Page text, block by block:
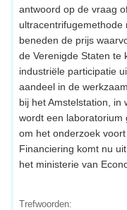
antwoord op de vraag
ultracentrifugemethode
beneden de prijs
de Verenigde Staten te
industriële participatie
aandeel in de
bij het Amstelstation, in
wordt een laboratorium
om het onderzoek
Financiering komt nu
het ministerie van
Trefwoorden: